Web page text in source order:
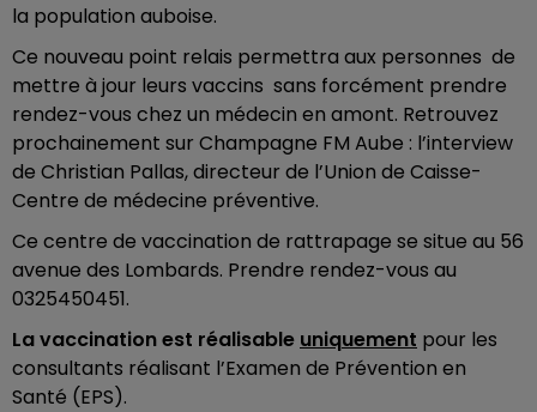
la population auboise.
Ce nouveau point relais permettra aux personnes de
mettre à jour leurs vaccins sans forcément prendre
rendez-vous chez un médecin en amont. Retrouvez
prochainement sur Champagne FM Aube : l’interview
de Christian Pallas, directeur de l’Union de Caisse-
Centre de médecine préventive.
Ce centre de vaccination de rattrapage se situe au 56
avenue des Lombards. Prendre rendez-vous au
0325450451.
La vaccination est réalisable uniquement pour les
consultants réalisant l’Examen de Prévention en
Santé (EPS).